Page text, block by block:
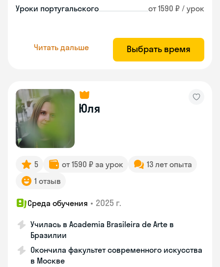
Уроки португальского от 1590 ₽ / урок
Читать дальше Выбрать время
Юля
5 от 1590 ₽ за урок
13 лет опыта
1 отзыв
Среда обучения • 2025 г.
Училась в Academia Brasileira de Arte в
Бразилии
Окончила факультет современного искусства
в Москве